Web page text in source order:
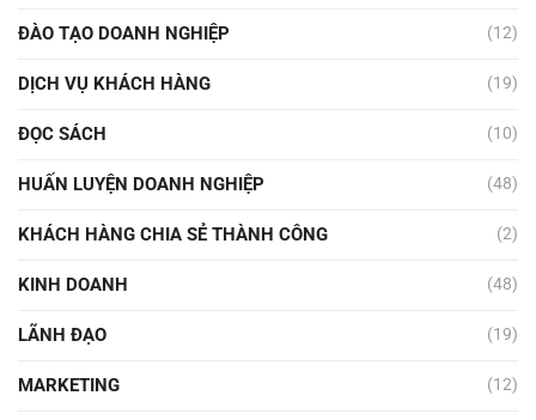
ĐÀO TẠO DOANH NGHIỆP (12)
DỊCH VỤ KHÁCH HÀNG (19)
ĐỌC SÁCH (10)
HUẤN LUYỆN DOANH NGHIỆP (48)
KHÁCH HÀNG CHIA SẺ THÀNH CÔNG (2)
KINH DOANH (48)
LÃNH ĐẠO (19)
MARKETING (12)